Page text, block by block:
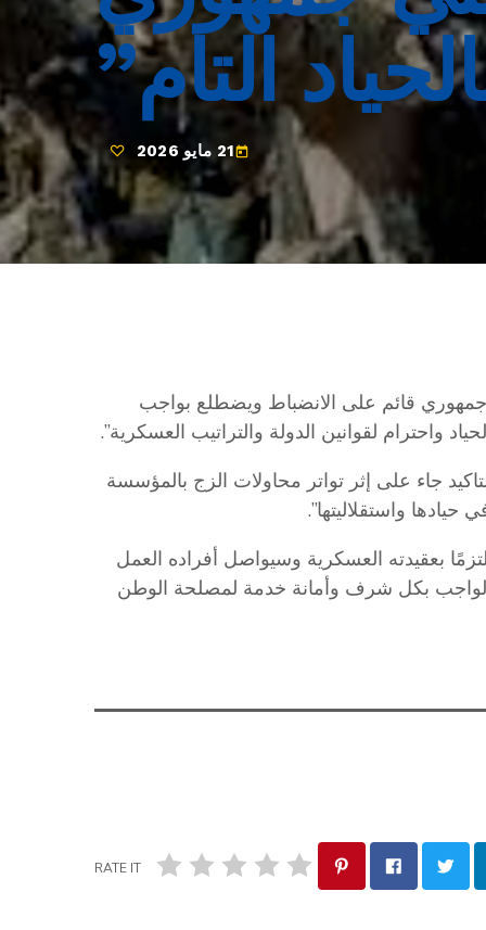
التام”
today21 مايو 2026
قائم على الانضباط ويضطلع بواجب
واحترام لقوانين الدولة والتراتيب العسكرية”.
جاء على إثر تواتر محاولات الزج بالمؤسسة
واستقلاليتها”.
بعقيدته العسكرية وسيواصل أفراده العمل
الواجب بكل شرف وأمانة خدمة لمصلحة الوطن
RATE IT